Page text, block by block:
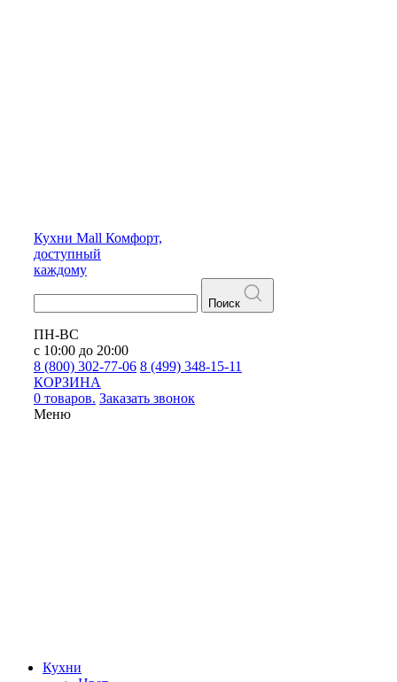
Кухни Mall Комфорт,
доступный
каждому
Поиск
ПН-ВС
с 10:00 до 20:00
8 (800) 302-77-06 8 (499) 348-15-11
КОРЗИНА
0 товаров. Заказать звонок
Меню
Кухни